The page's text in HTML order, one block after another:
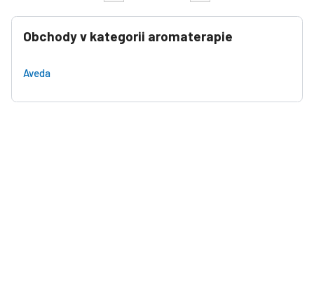
Obchody v kategorii aromaterapie
Aveda